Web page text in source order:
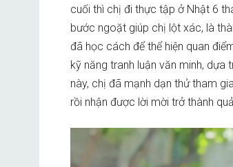
cuối thì chị đi thực tập ở Nhật 6
bước ngoặt giúp chị lột xác, là
đã học cách để thể hiện quan
kỹ năng tranh luận văn minh,
này, chị đã mạnh dạn thử tham
rồi nhận được lời mời trở thành